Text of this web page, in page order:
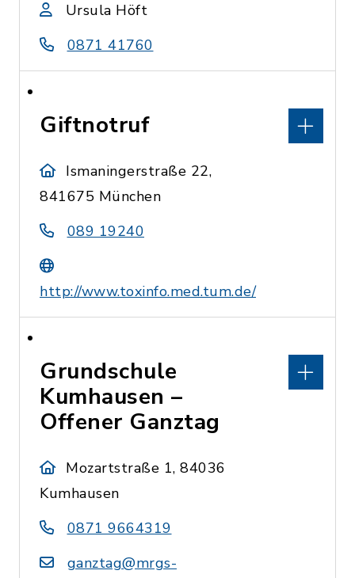
Ursula Höft
0871 41760
Giftnotruf
Ismaningerstraße 22,
841675 München
089 19240
http://www.toxinfo.med.tum.de/
Grundschule
Kumhausen –
Offener Ganztag
Mozartstraße 1, 84036
Kumhausen
0871 9664319
ganztag@mrgs-